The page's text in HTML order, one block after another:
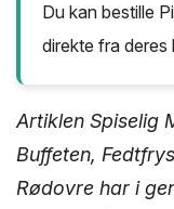
Du kan bestille
direkte fra deres
Artiklen Spiselig
Buffeten,
Rødovre har i